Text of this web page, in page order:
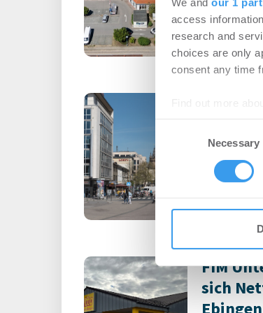
We and our 1
access
research and
choices are only
consent any time
We use cookies
other information
Necessary
Login für
registriert,
Account, um
Handel |
Login für
registriert,
Account, um
FIM
sich
Ebingen